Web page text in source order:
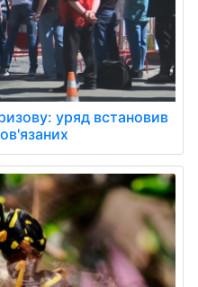
уряд встановив